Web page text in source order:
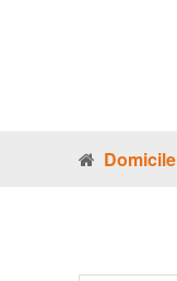
Domicile